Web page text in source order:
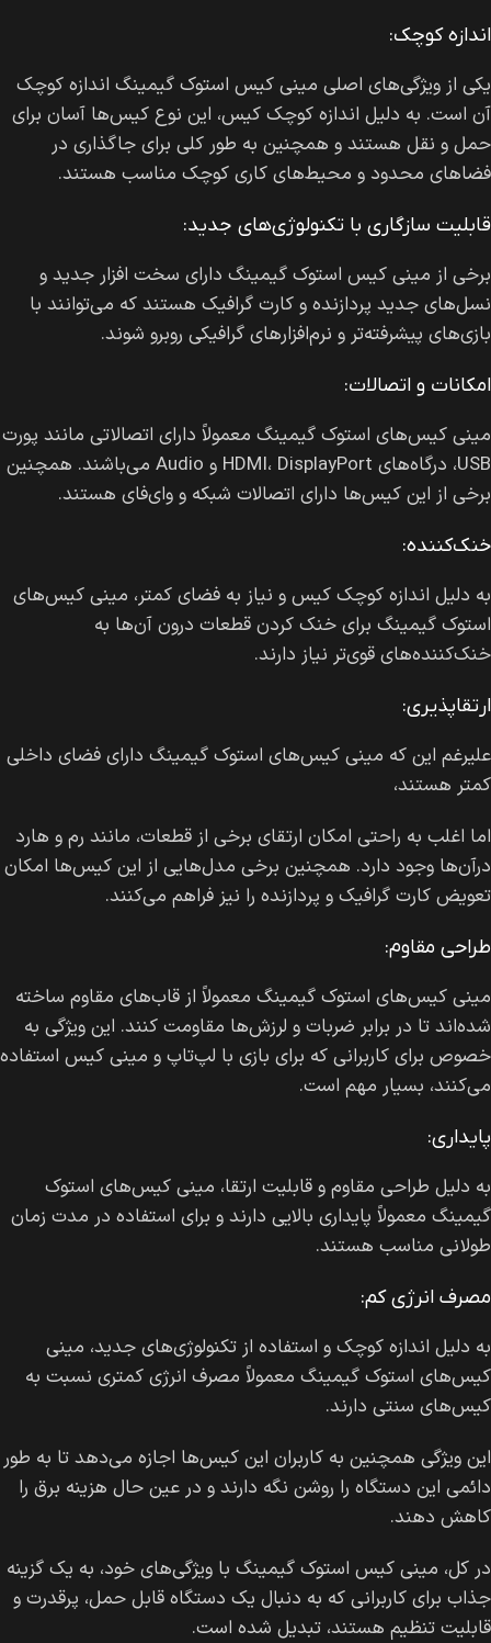
اندازه کوچک:
یکی از ویژگی‌های اصلی مینی کیس استوک گیمینگ اندازه کوچک
آن است. به دلیل اندازه کوچک کیس، این نوع کیس‌ها آسان برای
حمل و نقل هستند و همچنین به طور کلی برای جاگذاری در
فضاهای محدود و محیط‌های کاری کوچک مناسب هستند.
قابلیت سازگاری با تکنولوژی‌های جدید:
برخی از مینی کیس استوک گیمینگ دارای سخت افزار جدید و
نسل‌های جدید پردازنده و کارت گرافیک هستند که می‌توانند با
بازی‌های پیشرفته‌تر و نرم‌افزارهای گرافیکی روبرو شوند.
امکانات و اتصالات:
مینی کیس‌های استوک گیمینگ معمولاً دارای اتصالاتی مانند پورت
USB، درگاه‌های HDMI، DisplayPort و Audio می‌باشند. همچنین
برخی از این کیس‌ها دارای اتصالات شبکه و وای‌فای هستند.
خنک‌کننده:
به دلیل اندازه کوچک کیس و نیاز به فضای کمتر، مینی کیس‌های
استوک گیمینگ برای خنک کردن قطعات درون آن‌ها به
خنک‌کننده‌های قوی‌تر نیاز دارند.
ارتقا‌پذیری:
علیرغم این که مینی کیس‌های استوک گیمینگ دارای فضای داخلی
کمتر هستند،
اما اغلب به راحتی امکان ارتقای برخی از قطعات، مانند رم و هارد
درآن‌ها وجود دارد. همچنین برخی مدل‌هایی از این کیس‌ها امکان
تعویض کارت گرافیک و پردازنده را نیز فراهم می‌کنند.
طراحی مقاوم:
مینی کیس‌های استوک گیمینگ معمولاً از قاب‌های مقاوم ساخته
شده‌اند تا در برابر ضربات و لرزش‌ها مقاومت کنند. این ویژگی به
خصوص برای کاربرانی که برای بازی با لپ‌تاپ و مینی کیس استفاده
می‌کنند، بسیار مهم است.
پایداری:
به دلیل طراحی مقاوم و قابلیت ارتقا، مینی کیس‌های استوک
گیمینگ معمولاً پایداری بالایی دارند و برای استفاده در مدت زمان
طولانی مناسب هستند.
مصرف انرژی کم:
به دلیل اندازه کوچک و استفاده از تکنولوژی‌های جدید، مینی
کیس‌های استوک گیمینگ معمولاً مصرف انرژی کمتری نسبت به
کیس‌های سنتی دارند.
این ویژگی همچنین به کاربران این کیس‌ها اجازه می‌دهد تا به طور
دائمی این دستگاه را روشن نگه دارند و در عین حال هزینه برق را
کاهش دهند.
در کل، مینی کیس استوک گیمینگ با ویژگی‌های خود، به یک گزینه
جذاب برای کاربرانی که به دنبال یک دستگاه قابل حمل، پرقدرت و
قابلیت تنظیم هستند، تبدیل شده است.